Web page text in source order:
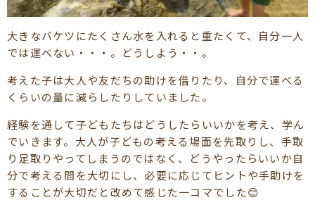
大きなバケツにたくさん水を入れると重たくて、自分一人
では運べない・・・。どうしよう・・。
考えた子は大人や友だちの助けを借りたり、自分で運べる
くらいの量に減らしたりしていました。
経験を通して子どもたちはどうしたらいいかを考え、学ん
でいきます。大人が子どもの考える場面を先取りし、手取
り足取りやってしまうのではなく、どうやったらいいか自
分で考える間を大切にし、必要に応じてヒントや手助けを
することが大切だと改めて感じた一コマでした😊